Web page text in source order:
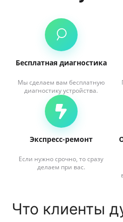
Бесплатная диагностика
Мы сделаем вам бесплатную
диагностику устройства.
Экспресс-ремонт
Если нужно срочно, то сразу
делаем при вас.
Что клиенты